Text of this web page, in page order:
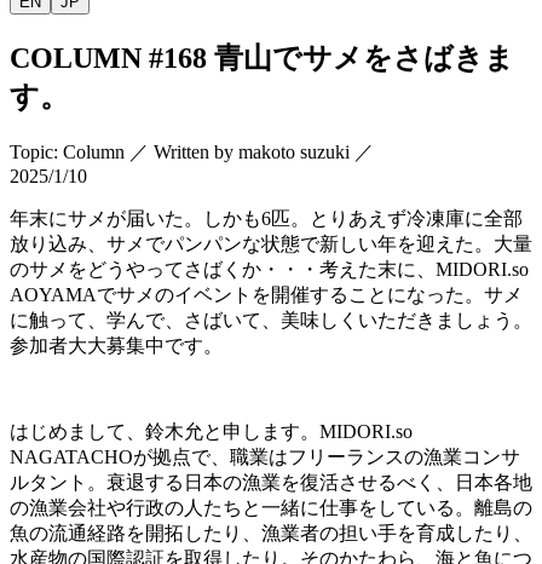
COLUMN #168 青山でサメをさばきま
す。
Topic: Column ／ Written by makoto suzuki ／
2025/1/10
年末にサメが届いた。しかも6匹。とりあえず冷凍庫に全部
放り込み、サメでパンパンな状態で新しい年を迎えた。大量
のサメをどうやってさばくか・・・考えた末に、 MIDORI.so
AOYAMAでサメのイベントを開催することになった。サメ
に触って、学んで、さばいて、美味しくいただきましょう。
参加者大大募集中です。
はじめまして、鈴木允と申します。 MIDORI.so
NAGATACHOが拠点で、職業はフリーランスの漁業コンサ
ルタント。衰退する日本の漁業を復活させるべく、日本各地
の漁業会社や行政の人たちと一緒に仕事をしている。離島の
魚の流通経路を開拓したり、漁業者の担い手を育成したり、
水産物の国際認証を取得したり。そのかたわら、海と魚につ